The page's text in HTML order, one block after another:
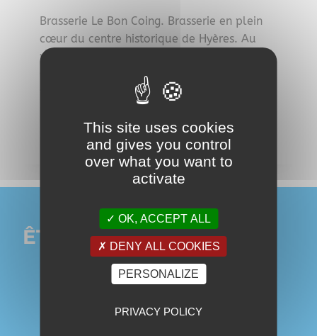
Brasserie Le Bon Coing. Brasserie en plein
cœur du centre historique de Hyères. Au
pied de la Tour des templiers.
Cuisine traditionnelle, spécialités de
ÊTRE PRÉSENT SUR
This site uses cookies
and gives you control
over what you want to
activate
OK, ACCEPT ALL
DENY ALL COOKIES
PERSONALIZE
PRIVACY POLICY